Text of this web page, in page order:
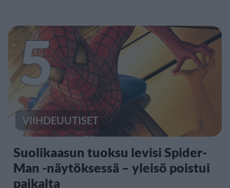
5
VIIHDEUUTISET
Suolikaasun tuoksu levisi Spider-
Man -näytöksessä – yleisö poistui
paikalta